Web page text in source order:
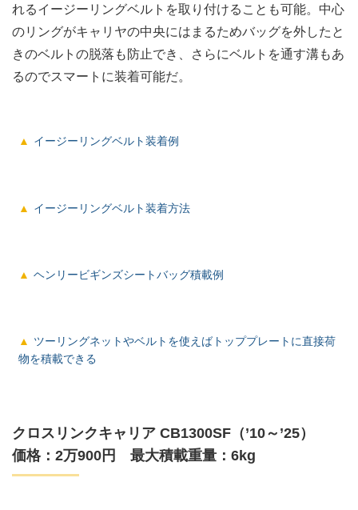
れるイージーリングベルトを取り付けることも可能。中心
のリングがキャリヤの中央にはまるためバッグを外したと
きのベルトの脱落も防止でき、さらにベルトを通す溝もあ
るのでスマートに装着可能だ。
イージーリングベルト装着例
イージーリングベルト装着方法
ヘンリービギンズシートバッグ積載例
ツーリングネットやベルトを使えばトッププレートに直接荷
物を積載できる
クロスリンクキャリア CB1300SF（’10～’25）
価格：2万900円 最大積載重量：6kg